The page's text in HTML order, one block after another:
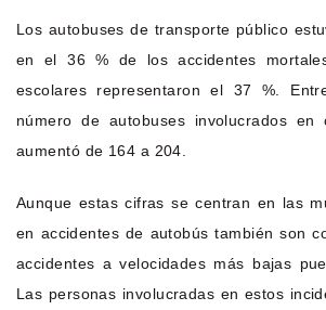
Los autobuses de transporte público
en el 36 % de los accidentes
escolares representaron el 37 %.
número de autobuses involucrados en
aumentó de 164 a 204.
Aunque estas cifras se centran en las
en accidentes de autobús también son
accidentes a velocidades más bajas
Las personas involucradas en estos